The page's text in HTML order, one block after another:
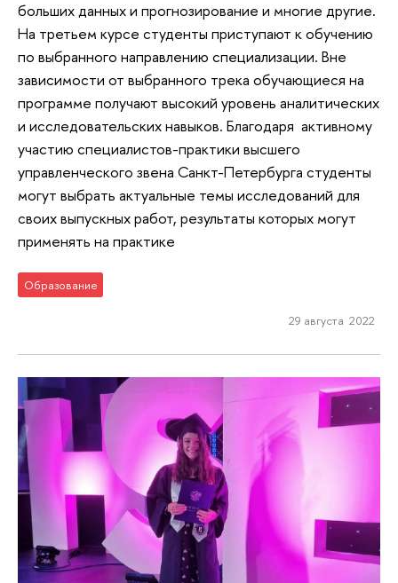
больших данных и прогнозирование и многие другие.
На третьем курсе студенты приступают к обучению
по выбранного направлению специализации. Вне
зависимости от выбранного трека обучающиеся на
программе получают высокий уровень аналитических
и исследовательских навыков. Благодаря активному
участию специалистов-практики высшего
управленческого звена Санкт-Петербурга студенты
могут выбрать актуальные темы исследований для
своих выпускных работ, результаты которых могут
применять на практике
Образование
29 августа 2022